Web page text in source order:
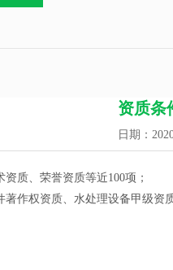
资质条
日期：
质、荣誉资质等近100项；
作权资质、水处理设备甲级资